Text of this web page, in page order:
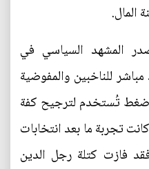
المال.
المشهد السياسي في
للناخبين والمفوضية
ضغط تُستخدم لترجيح كفة
تجربة ما بعد انتخابات
فقد فازت كتلة رجل الدين